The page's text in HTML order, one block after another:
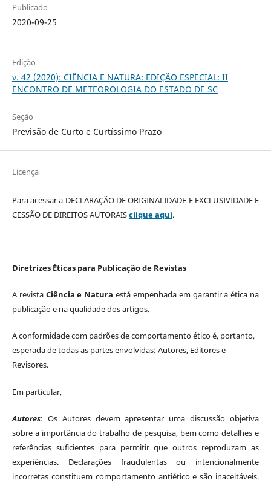
Publicado
2020-09-25
Edição
v. 42 (2020): CIÊNCIA E NATURA: EDIÇÃO ESPECIAL: II
ENCONTRO DE METEOROLOGIA DO ESTADO DE SC
Seção
Previsão de Curto e Curtíssimo Prazo
Licença
Para acessar a DECLARAÇÃO DE ORIGINALIDADE E EXCLUSIVIDADE E
CESSÃO DE DIREITOS AUTORAISclique aqui.
Diretrizes Éticas para Publicação de Revistas
A revistaCiência e Natura está empenhada em garantir a ética na
publicação e na qualidade dos artigos.
A conformidade com padrões de comportamento ético é, portanto,
esperada de todas as partes envolvidas: Autores, Editores e
Revisores.
Em particular,
Autores: Os Autores devem apresentar uma discussão objetiva
sobre a importância do trabalho de pesquisa, bem como detalhes e
referências suficientes para permitir que outros reproduzam as
experiências. Declarações fraudulentas ou intencionalmente
incorretas constituem comportamento antiético e são inaceitáveis.